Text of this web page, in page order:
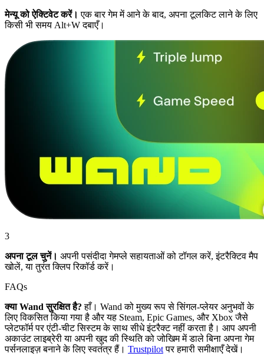
मेन्यू को ऐक्टिवेट करें। एक बार गेम में आने के बाद, अपना टूलकिट लाने के लिए
किसी भी समय Alt+W दबाएँ।
3
अपना टूल चुनें। अपनी पसंदीदा गेमप्ले सहायताओं को टॉगल करें, इंटरैक्टिव मैप
खोलें, या तुरंत क्लिप रिकॉर्ड करें।
FAQs
क्या Wand सुरक्षित है? हाँ। Wand को मुख्य रूप से सिंगल-प्लेयर अनुभवों के
लिए विकसित किया गया है और यह Steam, Epic Games, और Xbox जैसे
प्लेटफॉर्म पर एंटी-चीट सिस्टम के साथ सीधे इंटरैक्ट नहीं करता है। आप अपनी
अकाउंट लाइब्रेरी या अपनी खुद की स्थिति को जोखिम में डाले बिना अपना गेम
पर्सनलाइज़ बनाने के लिए स्वतंत्र हैं। Trustpilotपर हमारी समीक्षाएँ देखें।